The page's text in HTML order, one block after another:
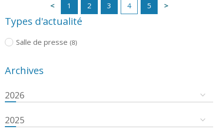
1 2 3 4 5
Types d'actualité
Salle de presse (8)
Archives
2026
2025